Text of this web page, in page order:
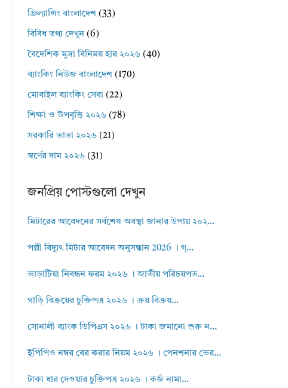
ফ্রিল্যান্সিং বাংলাদেশ (33)
বিবিধ তথ্য দেখুন (6)
বৈদেশিক মুদ্রা বিনিময় হার ২০২৬ (40)
ব্যাংকিং নিউজ বাংলাদেশ (170)
মোবাইল ব্যাংকিং সেবা (22)
শিক্ষা ও উপবৃত্তি ২০২৬ (78)
সরকারি ভাতা ২০২৬ (21)
স্বর্ণের দাম ২০২৬ (31)
জনপ্রিয় পোস্টগুলো দেখুন
মিটারের আবেদনের সর্বশেষ অবস্থা জানার উপায় ২০২...
পল্লী বিদ্যুৎ মিটার আবেদন অনুসন্ধান 2026 । গ্...
ভাড়াটিয়া নিবন্ধন ফরম ২০২৬ । জাতীয় পরিচয়পত...
গাড়ি বিক্রয়ের চুক্তিপত্র ২০২৬ । ক্রয় বিক্রয়...
সোনালী ব্যাংক ডিপিএস ২০২৬ । টাকা জমানো শুরু ন...
ইপিপিও নম্বর বের করার নিয়ম ২০২৬ । পেনশনার ভের...
টাকা ধার দেওয়ার চুক্তিপত্র ২০২৬ । কর্জ নামা...